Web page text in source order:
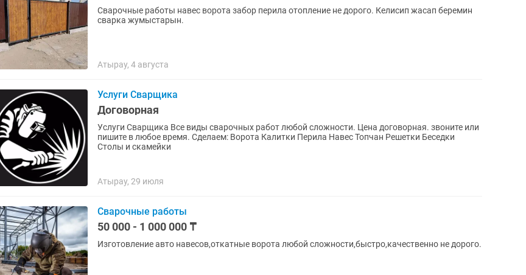
Сварочные работы навес ворота забор перила отопление не дорого. Келисип жасап беремин
сварка жумыстарын.
Атырау, 4 августа
Услуги Сварщика
Договорная
Услуги Сварщика Все виды сварочных работ любой сложности. Цена договорная. звоните или
пишите в любое время. Сделаем: Ворота Калитки Перила Навес Топчан Решетки Беседки
Столы и скамейки
Атырау, 29 июля
Сварочные работы
50 000 - 1 000 000 ₸
Изготовление авто навесов,откатные ворота любой сложности,быстро,качественно не дорого.